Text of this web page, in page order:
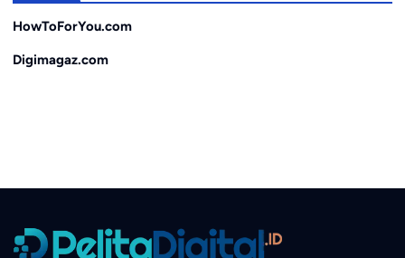
HowToForYou.com
Digimagaz.com